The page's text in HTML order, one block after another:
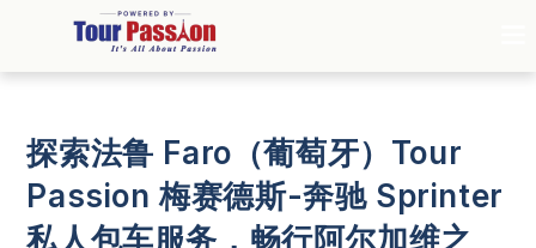
探索法鲁 Faro（葡萄牙）Tour
Passion 梅赛德斯-奔驰 Sprinter
私人包车服务，畅行阿尔加维之